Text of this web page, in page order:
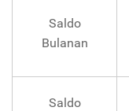
Saldo
Bulanan
Saldo